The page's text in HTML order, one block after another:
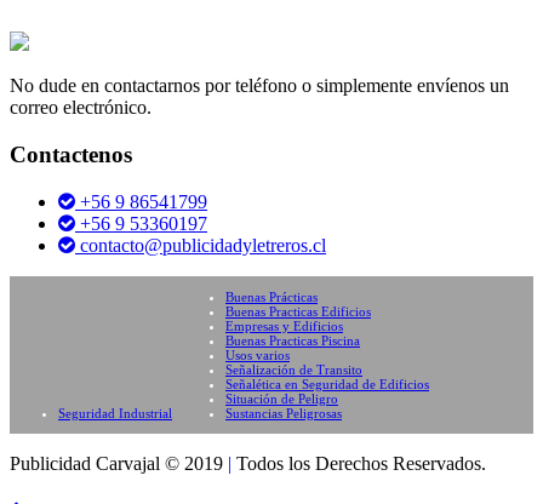
No dude en contactarnos por teléfono o simplemente envíenos un
correo electrónico.
Contactenos
+56 9 86541799
+56 9 53360197
contacto@publicidadyletreros.cl
Seguridad Industrial
Buenas Prácticas
Buenas Practicas Edificios
Empresas y Edificios
Buenas Practicas Piscina
Usos varios
Señalización de Transito
Señalética en Seguridad de Edificios
Situación de Peligro
Sustancias Peligrosas
Publicidad Carvajal © 2019 | Todos los Derechos Reservados.